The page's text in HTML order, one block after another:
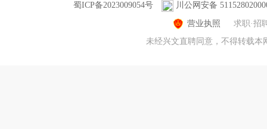
蜀ICP备2023009054号 川公网安备
营业执照
求职·招
未经兴文直聘同意，不得转载本